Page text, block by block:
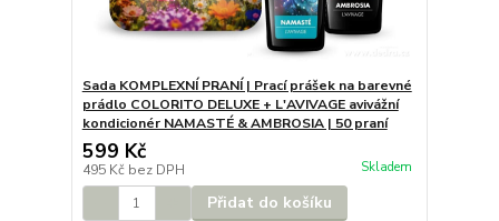
Sada KOMPLEXNÍ PRANÍ | Prací prášek na barevné
prádlo COLORITO DELUXE + L'AVIVAGE avivážní
kondicionér NAMASTÉ & AMBROSIA | 50 praní
599 Kč
495 Kč bez DPH Skladem
Přidat do košíku